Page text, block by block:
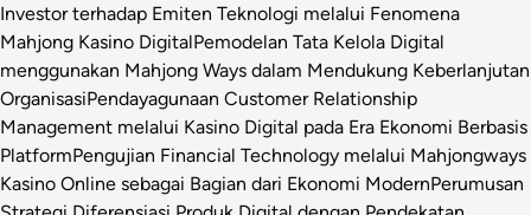
Investor terhadap Emiten Teknologi melalui Fenomena
Mahjong Kasino DigitalPemodelan Tata Kelola Digital
menggunakan Mahjong Ways dalam Mendukung Keberlanjutan
OrganisasiPendayagunaan Customer Relationship
Management melalui Kasino Digital pada Era Ekonomi Berbasis
PlatformPengujian Financial Technology melalui Mahjongways
Kasino Online sebagai Bagian dari Ekonomi ModernPerumusan